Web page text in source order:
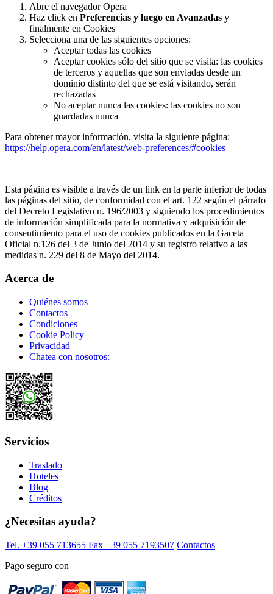
Abre el navegador Opera
Haz click en Preferencias y luego en Avanzadas y
finalmente en Cookies
Selecciona una de las siguientes opciones:
Aceptar todas las cookies
Aceptar cookies sólo del sitio que se visita: las cookies
de terceros y aquellas que son enviadas desde un
dominio distinto del que se está visitando, serán
rechazadas
No aceptar nunca las cookies: las cookies no son
guardadas nunca
Para obtener mayor información, visita la siguiente página:
https://help.opera.com/en/latest/web-preferences/#cookies
Esta página es visible a través de un link en la parte inferior de todas
las páginas del sitio, de conformidad con el art. 122 según el párrafo
del Decreto Legislativo n. 196/2003 y siguiendo los procedimientos
de información simplificada para la normativa y adquisición de
consentimiento para el uso de cookies publicados en la Gaceta
Oficial n.126 del 3 de Junio del 2014 y su registro relativo a las
medidas n. 229 del 8 de Mayo del 2014.
Acerca de
Quiénes somos
Contactos
Condiciones
Cookie Policy
Privacidad
Chatea con nosotros:
Servicios
Traslado
Hoteles
Blog
Créditos
¿Necesitas ayuda?
Tel. +39 055 713655 Fax +39 055 7193507 Contactos
Pago seguro con